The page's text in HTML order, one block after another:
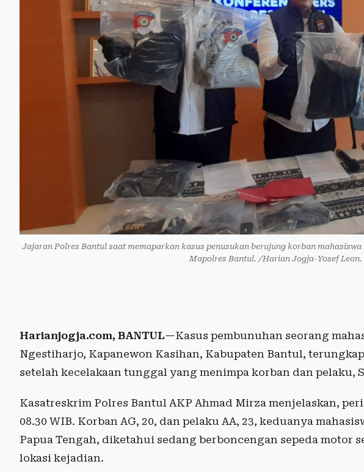
Jajaran Polres Bantul saat memaparkan kasus penusukan berujung korban
Mapolres Bantul. /Harian Jogja-Yosef Leon.
Harianjogja.com, BANTUL—Kasus pembunuhan seorang
Ngestiharjo, Kapanewon Kasihan, Kabupaten Bantul,
setelah kecelakaan tunggal yang menimpa korban dan pelaku,
Kasatreskrim Polres Bantul AKP Ahmad Mirza menjelaskan,
08.30 WIB. Korban AG, 20, dan pelaku AA, 23, keduanya
Papua Tengah, diketahui sedang berboncengan sepeda motor
lokasi kejadian.